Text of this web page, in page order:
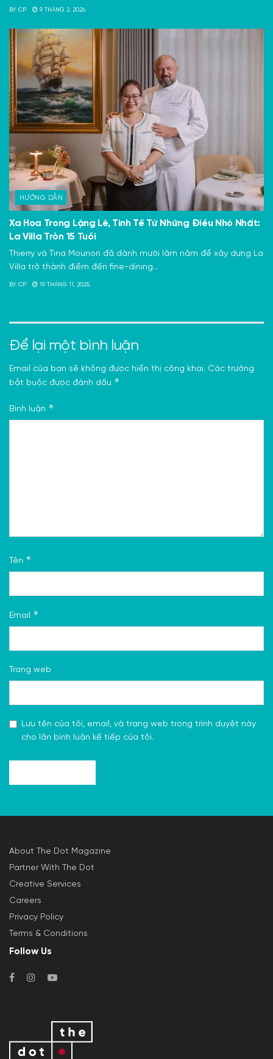
BY CP 9 THÁNG 2, 2026
HƯỚNG DẪN
Xa Hoa Trong Lặng Lẽ, Tinh Tế Từ Những Điều Nhỏ Nhất:
La Villa Tròn 15 Tuổi
Thierry và Tina Mounon đã dành mười lăm năm để xây dựng La
Villa trở thành điểm đến fine-dining...
BY CP 19 THÁNG 11, 2025
Để lại một bình luận
Email của bạn sẽ không được hiển thị công khai. Các trường
bắt buộc được đánh dấu *
Bình luận *
Tên *
Email *
Trang web
Lưu tên của tôi, email, và trang web trong trình duyệt này
cho lần bình luận kế tiếp của tôi.
About The Dot Magazine
Partner With The Dot
Creative Services
Careers
Privacy Policy
Terms & Conditions
Follow Us